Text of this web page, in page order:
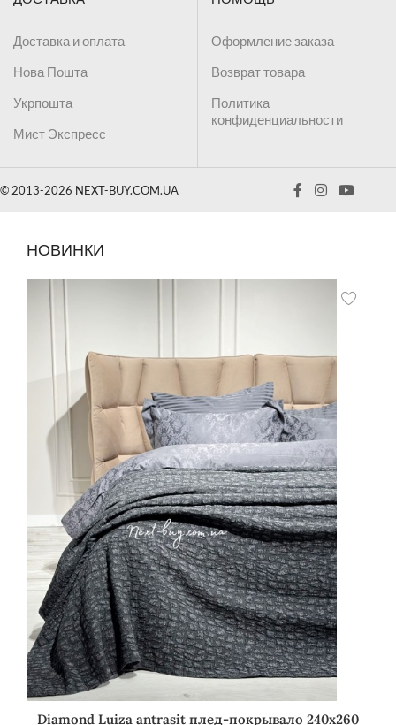
Доставка и оплата
Нова Пошта
Укрпошта
Мист Экспресс
Оформление заказа
Возврат товара
Политика
конфиденциальности
© 2013-2026 NEXT-BUY.COM.UA
НОВИНКИ
Diamond Luiza antrasit плед-покрывало 240х260